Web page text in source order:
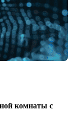
комнаты с